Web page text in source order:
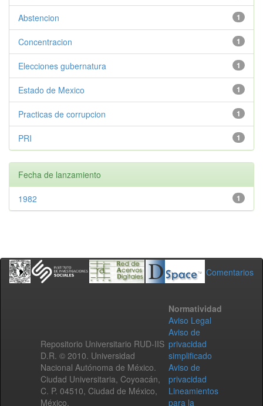
1
Abstencion
1
Concentracion
1
Elecciones gubernatura
1
Estado de Mexico
1
Practicas de corrupcion
1
PRI
Fecha de lanzamiento
1
1982
Comentarios
Repositorio Universitario RUD-IIS
D.R. © 2010. Universidad
Nacional Autónoma de México.
Ciudad Universitaria, Coyoacán,
C. P. 04510, Ciudad de México,
México.
Normatividad
Aviso Legal
Aviso de
privacidad
simplificado
Aviso de
privacidad
Lineamientos
para la